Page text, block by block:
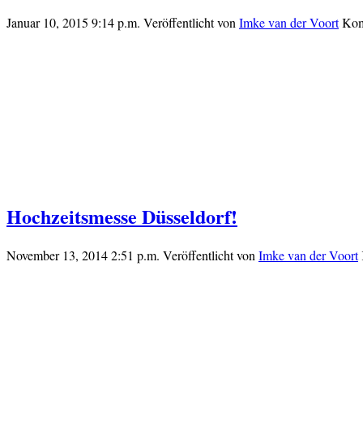
Januar 10, 2015 9:14 p.m. Veröffentlicht vonImke van der Voort
Hochzeitsmesse Düsseldorf!
November 13, 2014 2:51 p.m. Veröffentlicht von Imke van der Voort